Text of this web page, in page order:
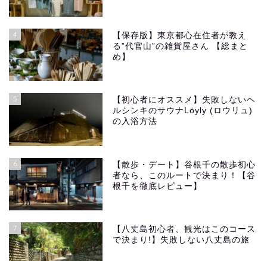
4
【保存版】東京都心在住者が教え
る”代官山”の雑貨屋さん 【総まと
め】
5
【初心者にオススメ】失敗しないヘ
ルシンキのサウナLöyly (ロウリュ)
の入浴方法
6
【散歩・デート】谷根千の散歩初心
者なら、このルートで決まり！【谷
根千を徹底レビュー】
7
【八丈島初心者、観光はこのコース
で決まり!】失敗しない八丈島の旅